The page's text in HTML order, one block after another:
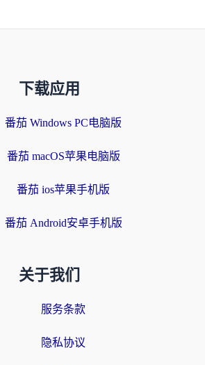
下载应用
番茄 Windows PC电脑版
番茄 macOS苹果电脑版
番茄 ios苹果手机版
番茄 Android安卓手机版
关于我们
服务条款
隐私协议